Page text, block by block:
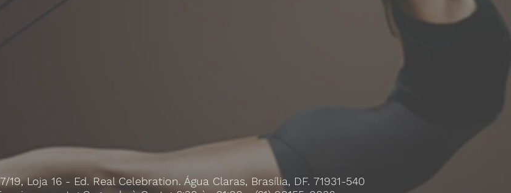
19, Loja 16 - Ed. Real Celebration. Água Claras, Brasília, DF. 71931-540